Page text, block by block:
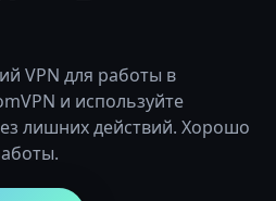
VPN для работы в
и используйте
лишних действий. Хорошо